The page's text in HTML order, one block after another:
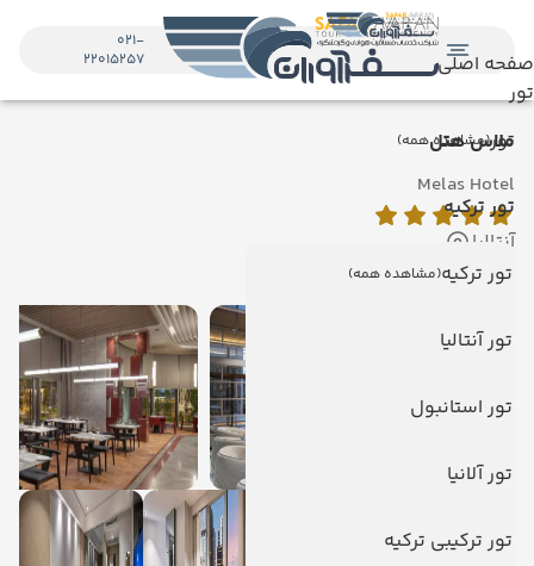
صفحه اصلی
تور
تور(مشاهده همه)
تور ترکیه
تور ترکیه(مشاهده همه)
تور آنتالیا
تور استانبول
تور آلانیا
تور ترکیبی ترکیه
021-
22015257
ملاس هتل
Melas Hotel
آنتالیا
نمایش روی نقشه